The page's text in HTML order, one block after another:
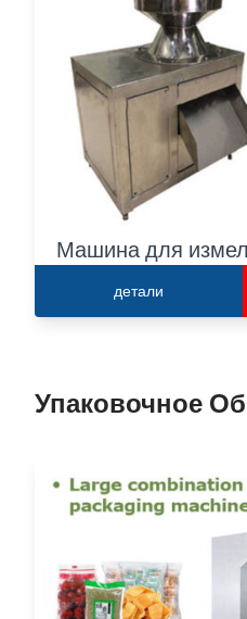
Машина для
детали
Упаковочное